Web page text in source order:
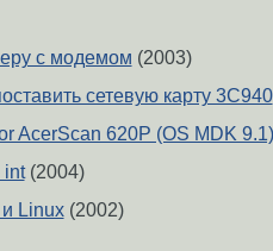
с модемом (2003)
сетевую карту 3C940
AcerScan 620P (OS MDK 9.1)
int(2004)
Linux(2002)